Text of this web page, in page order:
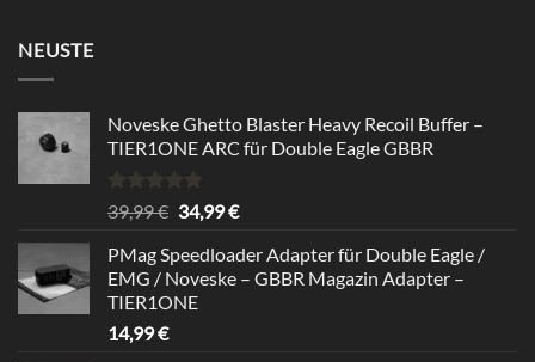
NEUSTE
Noveske Ghetto Blaster Heavy Recoil Buffer –
TIER1ONE ARC für Double Eagle GBBR
Rated5.00
out of 5
39,99€ Original
was:
39,99 €.
34,99€Current
is:
34,99 €.
PMag Speedloader Adapter für Double Eagle /
EMG / Noveske – GBBR Magazin Adapter –
TIER1ONE
14,99€